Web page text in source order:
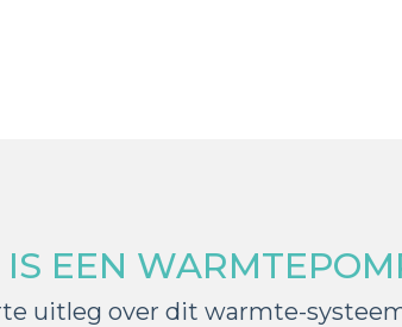
EEN
uitleg over dit warmte-